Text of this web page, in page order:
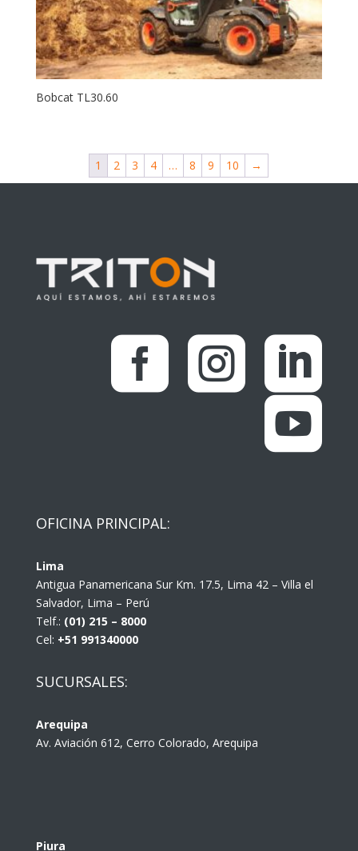
Bobcat TL30.60
1 2 3 4 … 8 9 10 →
  

OFICINA PRINCIPAL:
Lima
Antigua Panamericana Sur Km. 17.5, Lima 42 – Villa el
Salvador, Lima – Perú
Telf.: (01) 215 – 8000
Cel: +51 991340000
SUCURSALES:
Arequipa
Av. Aviación 612, Cerro Colorado, Arequipa
Piura